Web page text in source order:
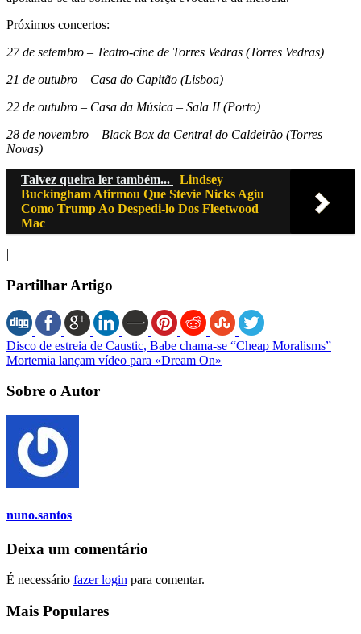
Próximos concertos:
27 de setembro – Teatro-cine de Torres Vedras (Torres Vedras)
21 de outubro – Casa do Capitão (Lisboa)
22 de outubro – Casa da Música – Sala II (Porto)
28 de novembro – Black Box da Central do Caldeirão (Torres
Novas)
Talvez queira ler também...
Lindsey
Buckingham Afirmou Que Stevie Nicks Agiu
Como Trump Ao Despedi-lo Dos Fleetwood
Mac
|
Partilhar Artigo
Disco de estreia de Caustic, Babe chama-se “Cheap Moralisms”
Mortemia lançam vídeo para «Dream On»
Sobre o Autor
nuno.santos
Deixa um comentário
É necessário fazer login para comentar.
Mais Populares